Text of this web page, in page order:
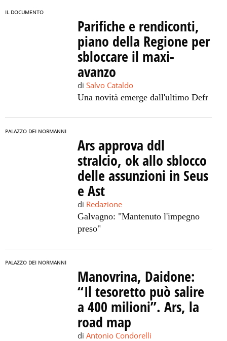
IL DOCUMENTO
Parifiche e rendiconti,
piano della Regione per
sbloccare il maxi-
avanzo
di Salvo Cataldo
Una novità emerge dall'ultimo Defr
PALAZZO DEI NORMANNI
Ars approva ddl
stralcio, ok allo sblocco
delle assunzioni in Seus
e Ast
di Redazione
Galvagno: "Mantenuto l'impegno
preso"
PALAZZO DEI NORMANNI
Manovrina, Daidone:
“Il tesoretto può salire
a 400 milioni”. Ars, la
road map
di Antonio Condorelli